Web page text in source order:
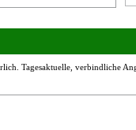
Tagesaktuelle, verbindliche